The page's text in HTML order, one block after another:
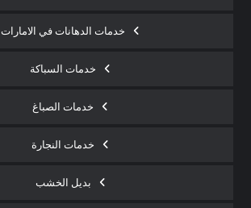
خدمات الدهانات في الامارات
خدمات السباكة
خدمات الصباغ
خدمات النجارة
بديل الخشب